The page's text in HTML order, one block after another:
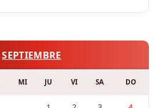
SEPTIEMBRE
MI JU VI SA DO